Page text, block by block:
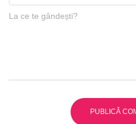
La ce te gândești?